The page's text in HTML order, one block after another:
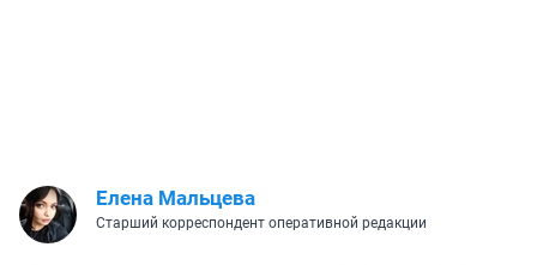
Елена Мальцева
Старший корреспондент оперативной редакции